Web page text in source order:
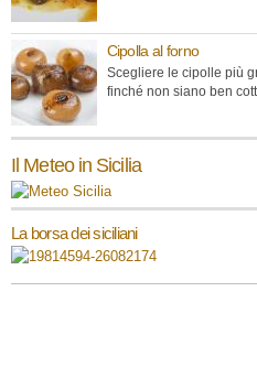
Cipolla al forno
Scegliere le cipolle più
finché non siano ben
Il Meteo in Sicilia
La borsa dei siciliani